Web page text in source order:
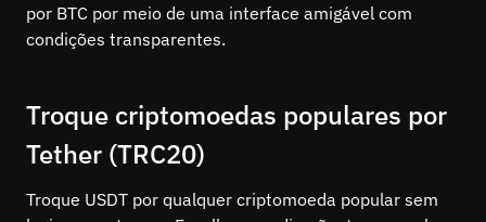
por BTC por meio de uma interface amigável com
condições transparentes.
Troque criptomoedas populares por
Tether (TRC20)
Troque USDT por qualquer criptomoeda popular sem